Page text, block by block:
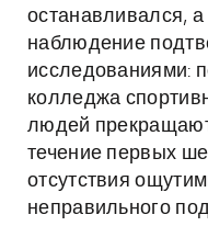
останавливался,
наблюдение
исследованиями:
колледжа
людей
течение первых
отсутствия
неправильного